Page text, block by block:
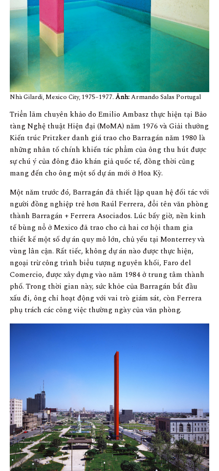
Nhà Gilardi, Mexico City, 1975–1977. Ảnh:Armando Salas Portugal
Triển lãm chuyên khảo do Emilio Ambasz thực hiện tại Bảo
tàng Nghệ thuật Hiện đại (MoMA) năm 1976 và Giải thưởng
Kiến trúc Pritzker danh giá trao cho Barragán năm 1980 là
những nhân tố chính khiến tác phẩm của ông thu hút được
sự chú ý của đông đảo khán giả quốc tế, đồng thời cũng
mang đến cho ông một số dự án mới ở Hoa Kỳ.
Một năm trước đó, Barragán đã thiết lập quan hệ đối tác với
người đồng nghiệp trẻ hơn Raúl Ferrera, đổi tên văn phòng
thành Barragán + Ferrera Asociados. Lúc bấy giờ, nền kinh
tế bùng nổ ở Mexico đã trao cho cả hai cơ hội tham gia
thiết kế một số dự án quy mô lớn, chủ yếu tại Monterrey và
vùng lân cận. Rất tiếc, không dự án nào được thực hiện,
ngoại trừ công trình biểu tượng nguyên khối, Faro del
Comercio, được xây dựng vào năm 1984 ở trung tâm thành
phố. Trong thời gian này, sức khỏe của Barragán bắt đầu
xấu đi, ông chỉ hoạt động với vai trò giám sát, còn Ferrera
phụ trách các công việc thường ngày của văn phòng.